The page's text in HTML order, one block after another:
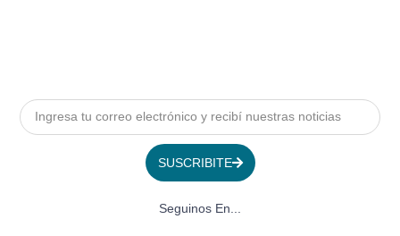
SUSCRIBITE
Seguinos En...